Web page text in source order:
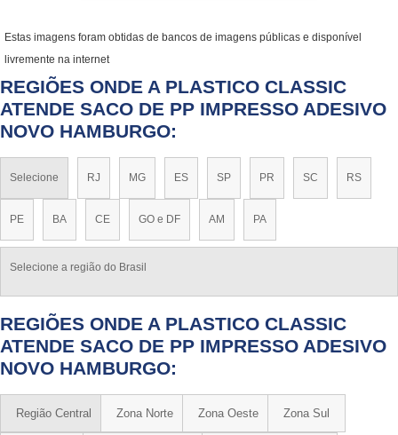
Estas imagens foram obtidas de bancos de imagens públicas e disponível
livremente na internet
REGIÕES ONDE A PLASTICO CLASSIC
ATENDE SACO DE PP IMPRESSO ADESIVO
NOVO HAMBURGO:
Selecione RJ MG ES SP PR SC RS
PE BA CE GO e DF AM PA
Selecione a região do Brasil
REGIÕES ONDE A PLASTICO CLASSIC
ATENDE SACO DE PP IMPRESSO ADESIVO
NOVO HAMBURGO:
Região Central Zona Norte Zona Oeste Zona Sul